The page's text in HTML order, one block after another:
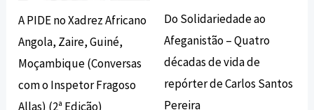
A PIDE no Xadrez Africano
Angola, Zaire, Guiné,
Moçambique (Conversas
com o Inspetor Fragoso
Allas) (2ª Edição)
Do Solidariedade ao
Afeganistão – Quatro
décadas de vida de
repórter de Carlos Santos
Pereira